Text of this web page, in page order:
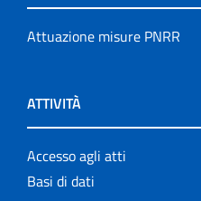
Attuazione misure PNRR
ATTIVITÀ
Accesso agli atti
Basi di dati